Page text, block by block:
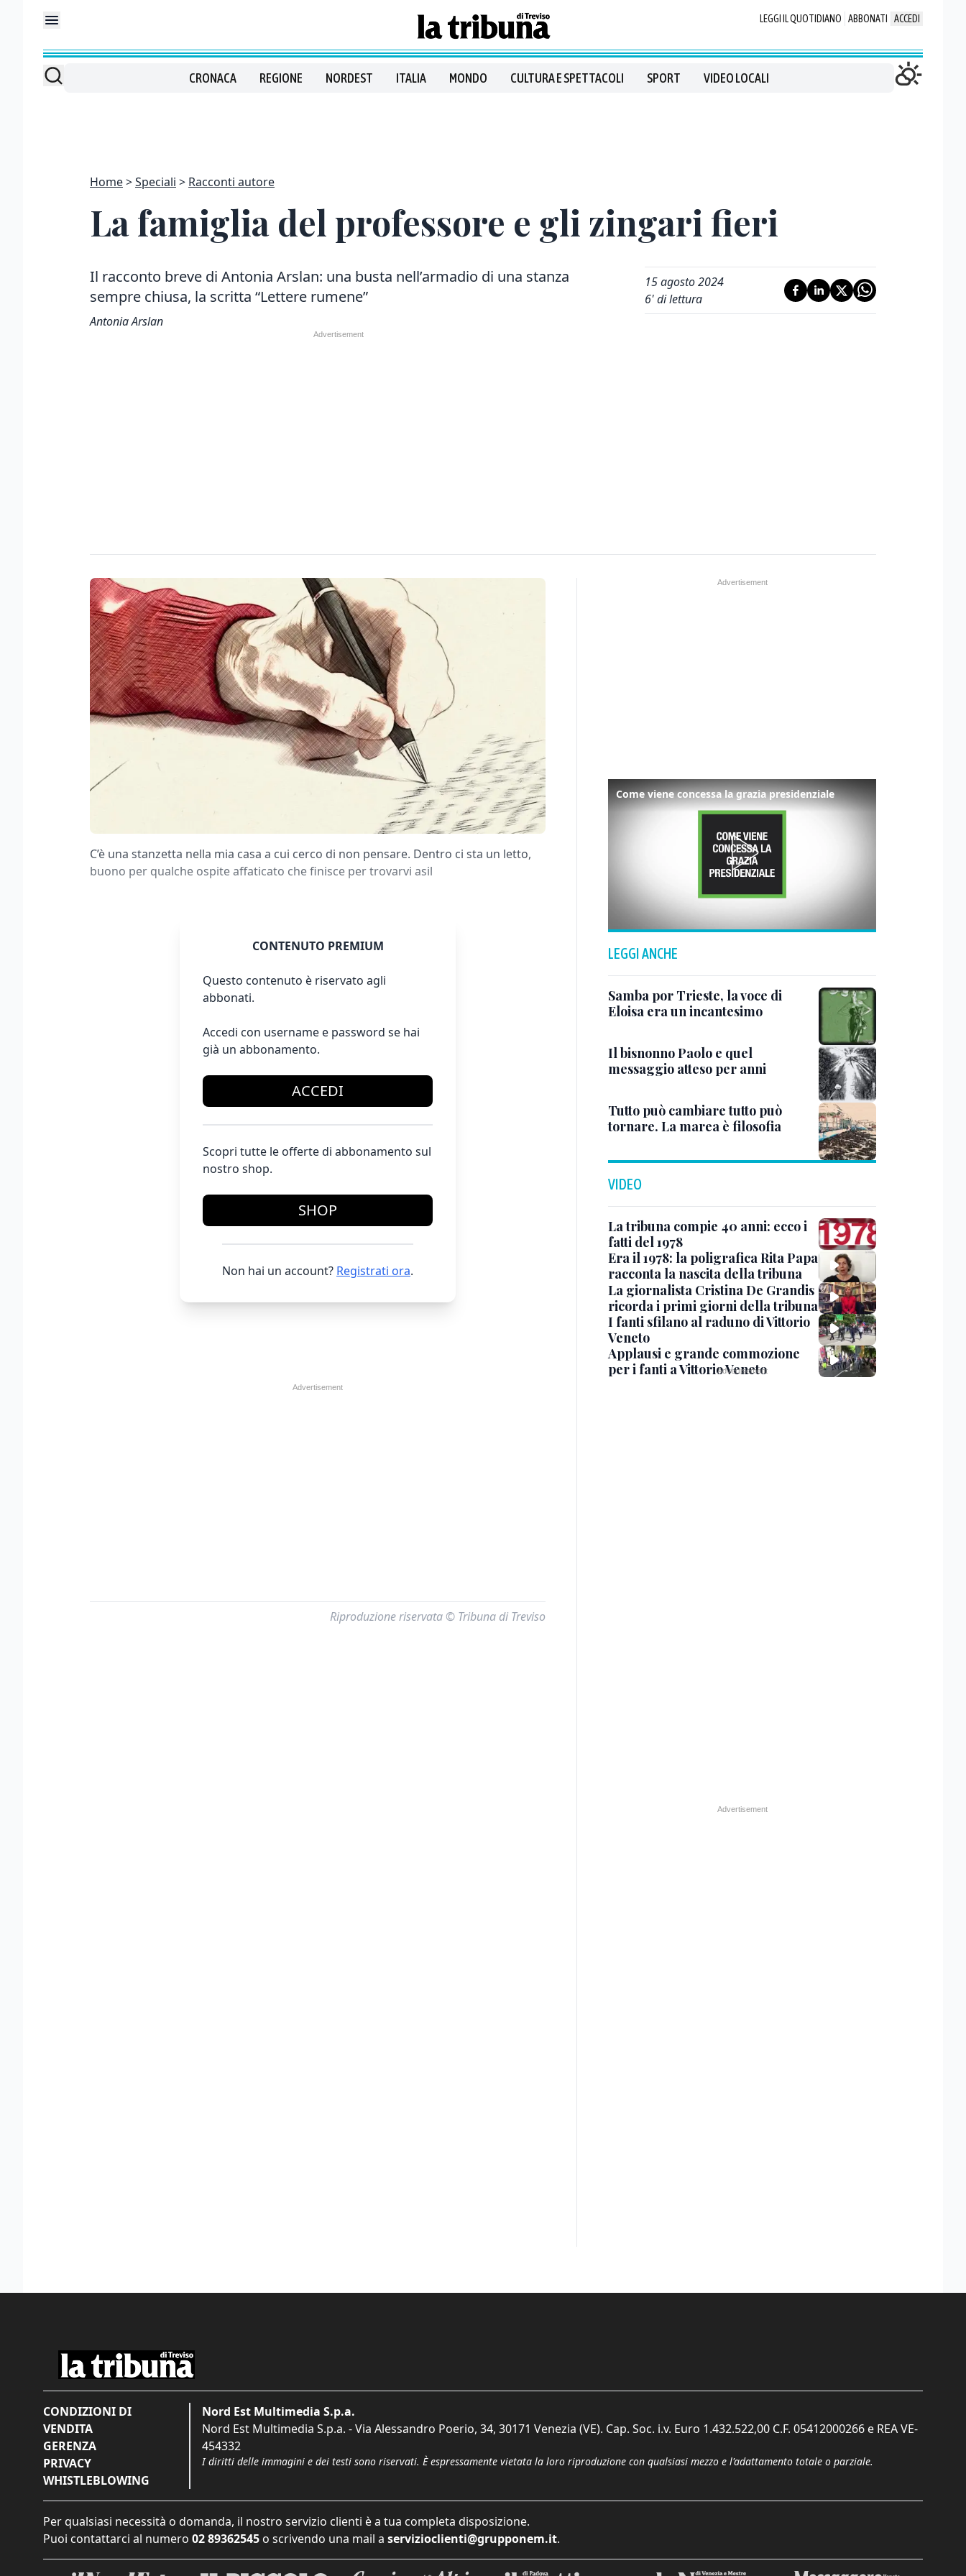
LEGGI IL QUOTIDIANO ABBONATI ACCEDI
CRONACA REGIONE NORDEST ITALIA MONDO CULTURA E SPETTACOLI SPORT VIDEO LOCALI
Home Speciali Racconti autore
La famiglia del professore e gli zingari fieri
Il racconto breve di Antonia Arslan: una busta nell’armadio di una stanza
sempre chiusa, la scritta “Lettere rumene”
Antonia Arslan
15 agosto 2024
6' di lettura
C’è una stanzetta nella mia casa a cui cerco di non pensare. Dentro ci sta un letto,
buono per qualche ospite affaticato che finisce per trovarvi asil
CONTENUTO PREMIUM
Questo contenuto è riservato agli
abbonati.
Accedi con username e password se hai
già un abbonamento.
ACCEDI
Scopri tutte le offerte di abbonamento sul
nostro shop.
SHOP
Non hai un account? Registrati ora.
Riproduzione riservata © Tribuna di Treviso
Come viene concessa la grazia presidenziale
LEGGI ANCHE
Samba por Trieste, la voce di
Eloisa era un incantesimo
Il bisnonno Paolo e quel
messaggio atteso per anni
Tutto può cambiare tutto può
tornare. La marea è filosofia
VIDEO
La tribuna compie 40 anni: ecco i
fatti del 1978
Era il 1978: la poligrafica Rita Papa
racconta la nascita della tribuna
La giornalista Cristina De Grandis
ricorda i primi giorni della tribuna
I fanti sfilano al raduno di Vittorio
Veneto
Applausi e grande commozione
per i fanti a Vittorio Veneto
CONDIZIONI DI
VENDITA
GERENZA
PRIVACY
WHISTLEBLOWING
Nord Est Multimedia S.p.a.
Nord Est Multimedia S.p.a. - Via Alessandro Poerio, 34, 30171 Venezia (VE). Cap. Soc. i.v. Euro 1.432.522,00 C.F. 05412000266 e REA VE-
454332
I diritti delle immagini e dei testi sono riservati. È espressamente vietata la loro riproduzione con qualsiasi mezzo e l'adattamento totale o parziale.
Per qualsiasi necessità o domanda, il nostro servizio clienti è a tua completa disposizione.
Puoi contattarci al numero 02 89362545 o scrivendo una mail a servizioclienti@grupponem.it.